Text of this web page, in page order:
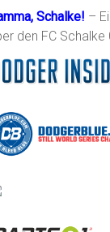
Schalke! –
den FC Schalke